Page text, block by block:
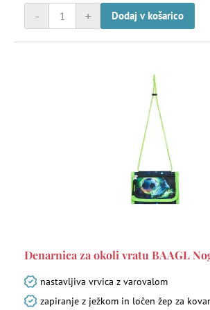
+
- Dodaj v košarico
Denarnica za okoli vratu BAAGL
nastavljiva vrvica z varovalom
zapiranje z ježkom in ločen žep za